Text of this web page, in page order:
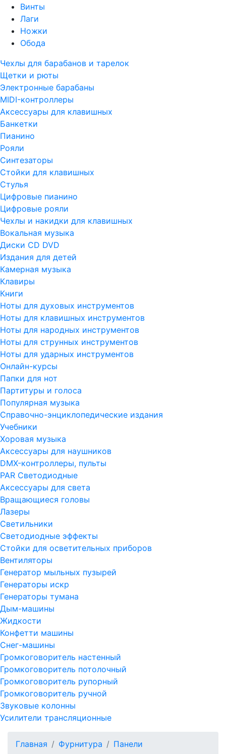
Винты
Лаги
Ножки
Обода
Чехлы для барабанов и тарелок
Щетки и рюты
Электронные барабаны
MIDI-контроллеры
Аксессуары для клавишных
Банкетки
Пианино
Рояли
Синтезаторы
Стойки для клавишных
Стулья
Цифровые пианино
Цифровые рояли
Чехлы и накидки для клавишных
Вокальная музыка
Диски CD DVD
Издания для детей
Камерная музыка
Клавиры
Книги
Ноты для духовых инструментов
Ноты для клавишных инструментов
Ноты для народных инструментов
Ноты для струнных инструментов
Ноты для ударных инструментов
Онлайн-курсы
Папки для нот
Партитуры и голоса
Популярная музыка
Справочно-энциклопедические издания
Учебники
Хоровая музыка
Аксессуары для наушников
DMX-контроллеры, пульты
PAR Светодиодные
Аксессуары для света
Вращающиеся головы
Лазеры
Светильники
Светодиодные эффекты
Стойки для осветительных приборов
Вентиляторы
Генератор мыльных пузырей
Генераторы искр
Генераторы тумана
Дым-машины
Жидкости
Конфетти машины
Снег-машины
Громкоговоритель настенный
Громкоговоритель потолочный
Громкоговоритель рупорный
Громкоговоритель ручной
Звуковые колонны
Усилители трансляционные
Главная Фурнитура Панели